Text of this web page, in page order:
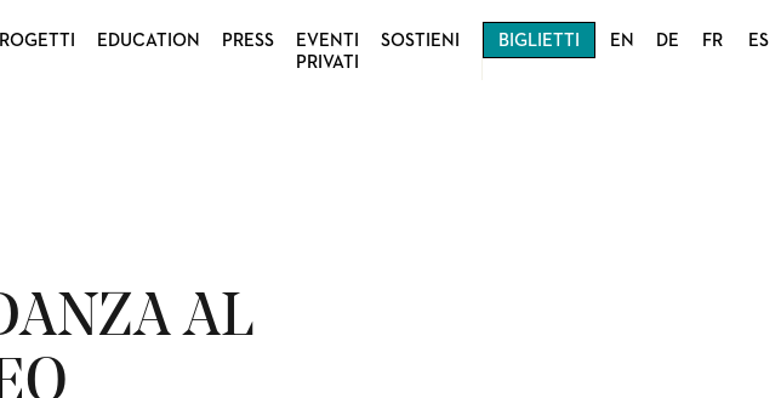
EDUCATION PRESS
EVENTI
PRIVATI
SOSTIENI BIGLIETTI EN DE FR ES
AL